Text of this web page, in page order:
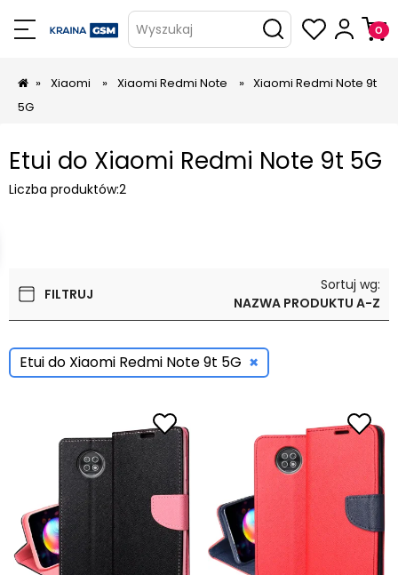
Wyszukaj
» Xiaomi » Xiaomi Redmi Note » Xiaomi Redmi Note 9t
5G
Etui do Xiaomi Redmi Note 9t 5G
Liczba produktów:2
FILTRUJ
Sortuj wg:
NAZWA PRODUKTU A-Z
Etui do Xiaomi Redmi Note 9t 5G ×